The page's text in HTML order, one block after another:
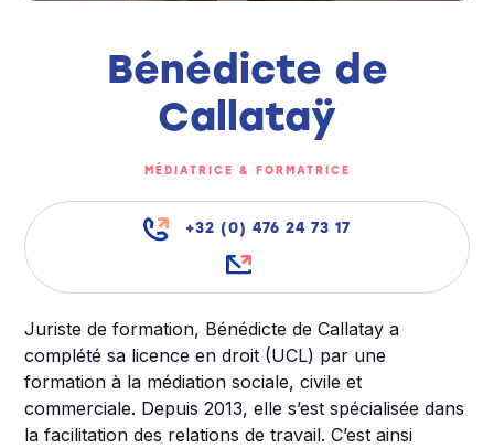
Bénédicte de
Callataÿ
MÉDIATRICE & FORMATRICE
+32 (0) 476 24 73 17
Juriste de formation, Bénédicte de Callatay a
complété sa licence en droit (UCL) par une
formation à la médiation sociale, civile et
commerciale. Depuis 2013, elle s’est spécialisée dans
la facilitation des relations de travail. C’est ainsi